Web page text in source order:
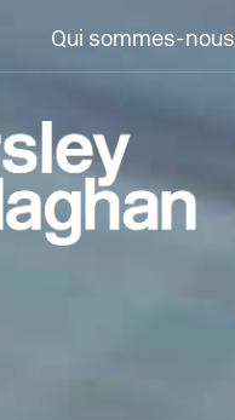
Qui sommes-nous